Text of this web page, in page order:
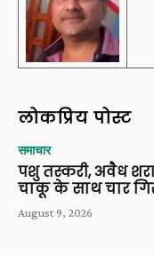
लोकप्रिय पोस्ट
समाचार
पशु तस्करी, अवैध
चाकू के साथ चार
August 9, 2026